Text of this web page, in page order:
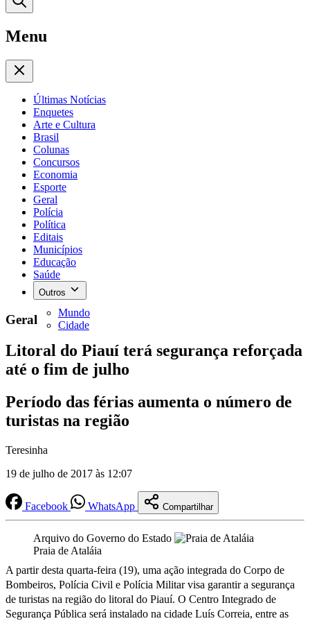
Menu
Últimas Notícias
Enquetes
Arte e Cultura
Brasil
Colunas
Concursos
Economia
Esporte
Geral
Polícia
Política
Editais
Municípios
Educação
Saúde
Outros
Mundo
Cidade
Geral
Litoral do Piauí terá segurança reforçada
até o fim de julho
Período das férias aumenta o número de
turistas na região
Teresinha
19 de julho de 2017 às 12:07
Facebook WhatsApp Compartilhar
Arquivo do Governo do Estado
Praia de Ataláia
A partir desta quarta-feira (19), uma ação integrada do Corpo de
Bombeiros, Polícia Civil e Polícia Militar visa garantir a segurança
de turistas na região do litoral do Piauí. O Centro Integrado de
Segurança Pública será instalado na cidade Luís Correia, entre as